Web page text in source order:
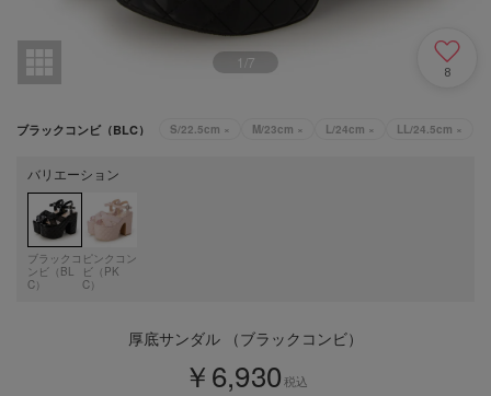
1/7
8
ブラックコンビ（BLC） S/22.5cm × M/23cm × L/24cm × LL/24.5cm ×
バリエーション
ブラックコ
ンビ（BL
C）
ピンクコン
ビ（PK
C）
厚底サンダル （ブラックコンビ）
￥6,930 税込